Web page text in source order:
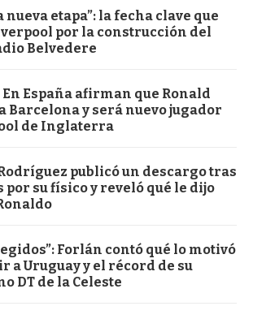
nueva etapa”: la fecha clave que
por la construcción del
Belvedere
En España afirman que Ronald
Barcelona y será nuevo jugador
de Inglaterra
publicó un descargo tras
por su físico y reveló qué le dijo
Forlán contó qué lo motivó
a Uruguay y el récord de su
DT de la Celeste